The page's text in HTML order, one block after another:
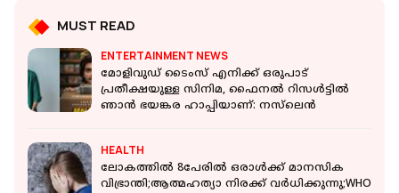
MUST READ
ENTERTAINMENT NEWS
മോളിവുഡ് ടൈംസ് എനിക്ക് ഒരുപാട്
പ്രതീക്ഷയുള്ള സിനിമ, ഫൈനൽ റിസൾട്ടിൽ
ഞാൻ ഭയങ്കര ഹാപ്പിയാണ്: നസ്‌ലെൻ
HEALTH
ലോകത്തിൽ 8പേരിൽ ഒരാൾക്ക് മാനസിക
വിഭ്രാന്തി;ആത്മഹത്യാ നിരക്ക് വർധിക്കുന്നു;WHO